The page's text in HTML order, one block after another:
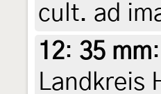
cult. ad
12: 35 mm
Landkreis